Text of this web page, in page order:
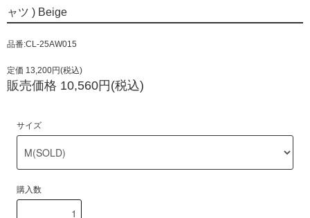
ャツ ) Beige
品番:CL-25AW015
定価 13,200円(税込)
販売価格 10,560円(税込)
サイズ
購入数